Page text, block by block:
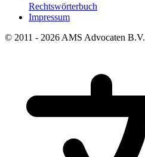
Rechtswörterbuch
Impressum
© 2011 - 2026 AMS Advocaten B.V.